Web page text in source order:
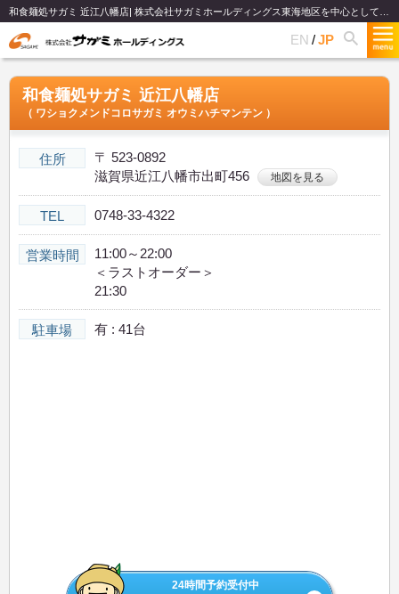
EN JP
和食麺処サガミ 近江八幡店
（ ワショクメンドコロサガミ オウミハチマンテン ）
住所
〒 523-0892
滋賀県近江八幡市出町456
地図を見る
TEL 0748-33-4322
営業時間
11:00～22:00
＜ラストオーダー＞
21:30
駐車場 有 : 41台
24時間予約受付中